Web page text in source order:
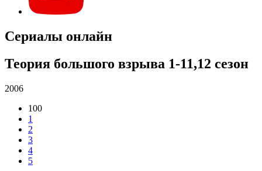
Сериалы онлайн
Теория большого взрыва 1-11,12 сезон
2006
100
1
2
3
4
5